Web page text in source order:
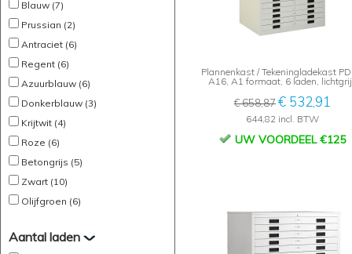
Blauw (7)
Prussian (2)
Antraciet (6)
Regent (6)
Azuurblauw (6)
Donkerblauw (3)
Krijtwit (4)
Roze (6)
Betongrijs (5)
Zwart (10)
Olijfgroen (6)
Aantal laden
Plannenkast / Tekeningladekast
A16, A1 formaat, 6 laden,
€ 658,87€ 532,91
644,82 incl. BTW
UW VOORDEEL €125